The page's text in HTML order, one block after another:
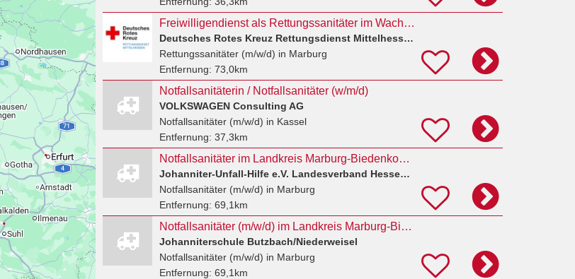
Freiwilligendienst als Rettungssanitäter im Wachbereich Wetzlar (all genders welcome) 2027/2028
Deutsches Rotes Kreuz Rettungsdienst Mittelhessen
Rettungssanitäter (m/w/d) in Marburg
Entfernung: 73,0km
Notfallsanitäterin / Notfallsanitäter (w/m/d)
VOLKSWAGEN Consulting AG
Notfallsanitäter (m/w/d) in Kassel
Entfernung: 37,3km
Notfallsanitäter im Landkreis Marburg-Biedenkopf mit der Zusatzqualifikation Praxisanleiter (m/w/d)
Johanniter-Unfall-Hilfe e.V. Landesverband Hessen/Rheinland-Pfalz/Saar
Notfallsanitäter (m/w/d) in Marburg
Entfernung: 69,1km
Notfallsanitäter (m/w/d) im Landkreis Marburg-Biedenkopf
Johanniterschule Butzbach/Niederweisel
Notfallsanitäter (m/w/d) in Marburg
Entfernung: 69,1km